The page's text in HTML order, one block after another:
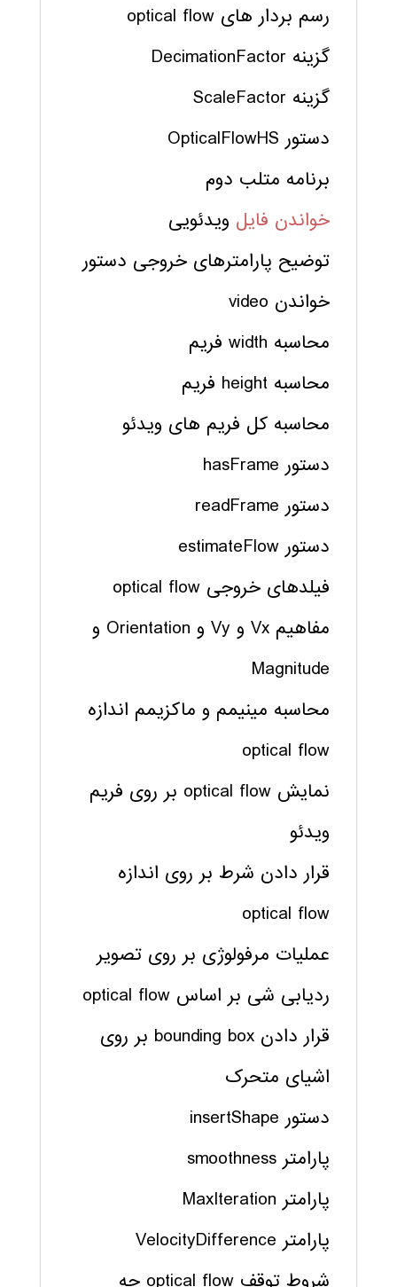
رسم بردار های optical flow
گزینه DecimationFactor
گزینه ScaleFactor
دستور OpticalFlowHS
برنامه متلب دوم
خواندن فایل ویدئویی
توضیح پارامترهای خروجی دستور
خواندن video
محاسبه width فریم
محاسبه height فریم
محاسبه کل فریم های ویدئو
دستور hasFrame
دستور readFrame
دستور estimateFlow
فیلدهای خروجی optical flow
مفاهیم Vx و Vy و Orientation و
Magnitude
محاسبه مینیمم و ماکزیمم اندازه
optical flow
نمایش optical flow بر روی فریم
ویدئو
قرار دادن شرط بر روی اندازه
optical flow
عملیات مرفولوژی بر روی تصویر
ردیابی شی بر اساس optical flow
قرار دادن bounding box بر روی
اشیای متحرک
دستور insertShape
پارامتر smoothness
پارامتر MaxIteration
پارامتر VelocityDifference